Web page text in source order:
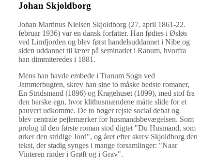
Johan Skjoldborg
Johan Martinus Nielsen Skjoldborg (27. april 1861-22.
februar 1936) var en dansk forfatter. Han fødtes i Øsløs
ved Limfjorden og blev først handelsuddannet i Nibe og
siden uddannet til lærer på seminariet i Ranum, hvorfra
han dimmiteredes i 1881.
Mens han havde embede i Tranum Sogn ved
Jammerbugten, skrev han sine to måske bedste romaner,
En Stridsmand (1896) og Kragehuset (1899), med stof fra
den barske egn, hvor klithusmændene måtte slide for et
pauvert udkomme. De to bøger rejste social debat og
blev centrale pejlemærker for husmandsbevægelsen. Som
prolog til den første roman stod digtet "Du Husmand, som
ørker den stridige Jord", og året efter skrev Skjoldborg den
tekst, der stadig synges i mange forsamlinger: "Naar
Vinteren rinder i Grøft og i Grav".